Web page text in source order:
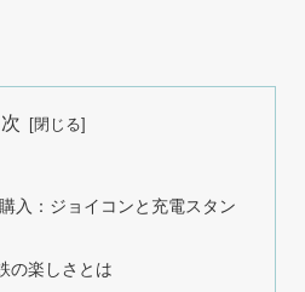
入：ジョイコンと充電スタン
の楽しさとは